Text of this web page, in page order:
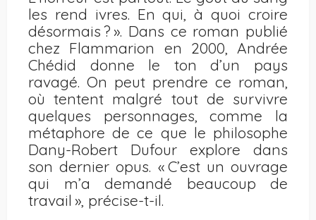
les rend ivres. En qui, à quoi croire
désormais ? ». Dans ce roman publié
chez Flammarion en 2000, Andrée
Chédid donne le ton d’un pays
ravagé. On peut prendre ce roman,
où tentent malgré tout de survivre
quelques personnages, comme la
métaphore de ce que le philosophe
Dany-Robert Dufour explore dans
son dernier opus. « C’est un ouvrage
qui m’a demandé beaucoup de
travail », précise-t-il.